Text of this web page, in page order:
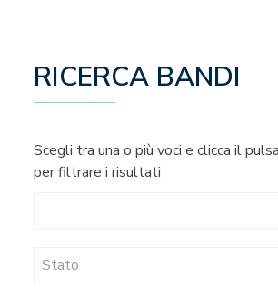
RICERCA BANDI
Scegli tra una o più voci e clicca il
per filtrare i risultati
Stato